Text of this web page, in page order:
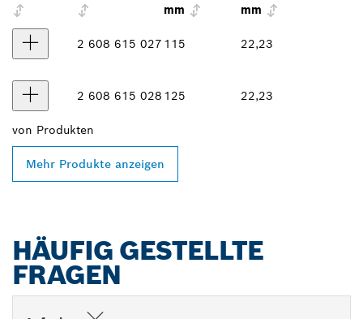
mm
mm
2 608 615 027 115 22,23
2 608 615 028 125 22,23
von Produkten
Mehr Produkte anzeigen
HÄUFIG GESTELLTE
FRAGEN